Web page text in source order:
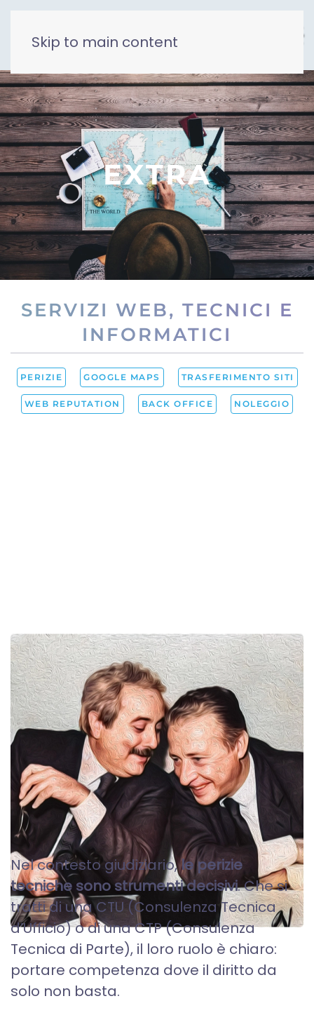
Skip to main content
EXTRA
SERVIZI WEB, TECNICI E
INFORMATICI
PERIZIE GOOGLE MAPS TRASFERIMENTO SITI
WEB REPUTATION BACK OFFICE NOLEGGIO
PERIZIE TECNICHE - CTU
CTP
Nel contesto giudiziario,le perizie
tecniche sono strumenti decisivi. Che si
tratti di una CTU (Consulenza Tecnica
d’Ufficio) o di una CTP (Consulenza
Tecnica di Parte), il loro ruolo è chiaro:
portare competenza dove il diritto da
solo non basta.